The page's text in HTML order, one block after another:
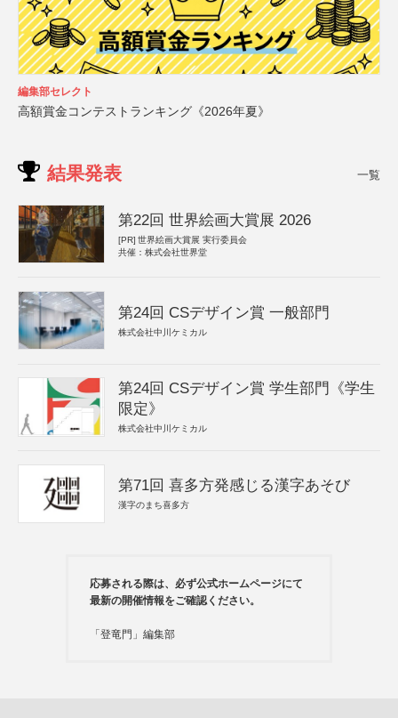
編集部セレクト
高額賞金コンテストランキング《2026年夏》
結果発表 一覧
第22回 世界絵画大賞展 2026
[PR] 世界絵画大賞展 実行委員会
共催：株式会社世界堂
第24回 CSデザイン賞 一般部門
株式会社中川ケミカル
第24回 CSデザイン賞 学生部門《学生
限定》
株式会社中川ケミカル
第71回 喜多方発感じる漢字あそび
漢字のまち喜多方
応募される際は、必ず公式ホームページにて
最新の開催情報をご確認ください。
「登竜門」編集部